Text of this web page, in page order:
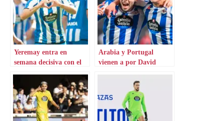
Yeremay entra en
semana decisiva con el
Arabia y Portugal
vienen a por David